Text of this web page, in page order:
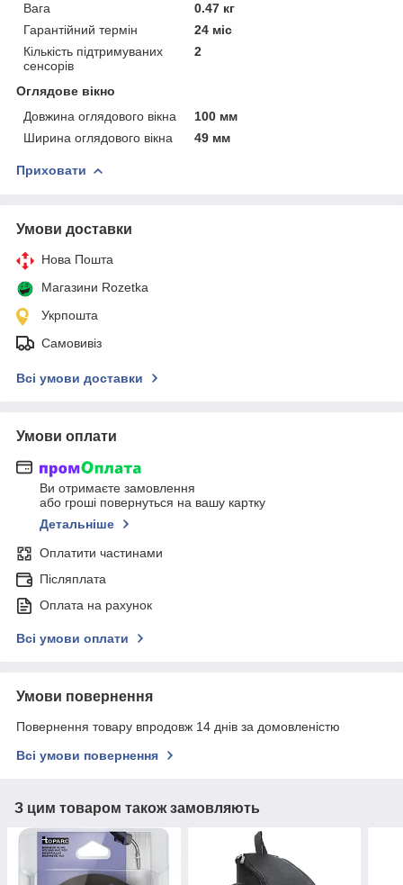
Вага
0.47 кг
Гарантійний термін
24 міс
Кількість підтримуваних
сенсорів
2
Оглядове вікно
Довжина оглядового вікна
100 мм
Ширина оглядового вікна
49 мм
Приховати
Умови доставки
Нова Пошта
Магазини Rozetka
Укрпошта
Самовивіз
Всі умови доставки
Умови оплати
Ви отримаєте замовлення
або гроші повернуться на вашу картку
Детальніше
Оплатити частинами
Післяплата
Оплата на рахунок
Всі умови оплати
Умови повернення
Повернення товару впродовж 14 днів за домовленістю
Всі умови повернення
З цим товаром також замовляють